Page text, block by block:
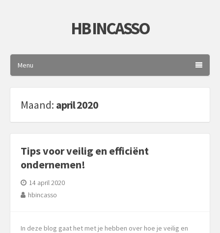
HB INCASSO
Menu
Maand: april 2020
Tips voor veilig en efficiënt
ondernemen!
14 april 2020
hbincasso
In deze blog gaat het met je hebben over hoe je veilig en